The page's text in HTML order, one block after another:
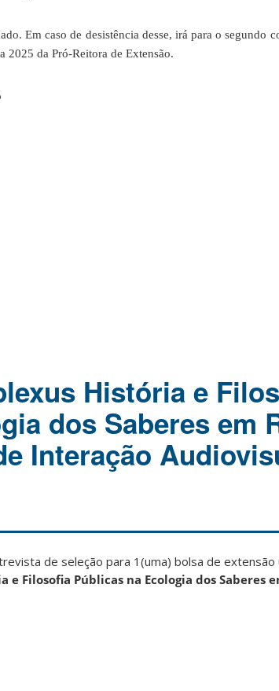
Em caso de desistência desse, irá para o segundo
2025 da Pró-Reitora de Extensão.
História e
dos Saberes em
Interação
de seleção para 1(uma) bolsa de
e Filosofia Públicas na Ecologia dos Saberes